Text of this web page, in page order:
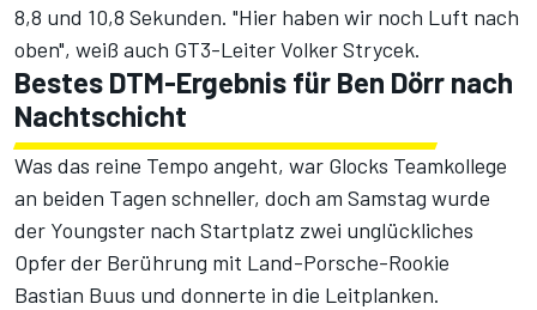
8,8 und 10,8 Sekunden. "Hier haben wir noch Luft nach
oben", weiß auch GT3-Leiter Volker Strycek.
Bestes DTM-Ergebnis für Ben Dörr nach
Nachtschicht
Was das reine Tempo angeht, war Glocks Teamkollege
an beiden Tagen schneller, doch am Samstag wurde
der Youngster nach Startplatz zwei unglückliches
Opfer der Berührung mit Land-Porsche-Rookie
Bastian Buus und donnerte in die Leitplanken.